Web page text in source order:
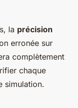
la précision
erronée sur
complètement
chaque
simulation.